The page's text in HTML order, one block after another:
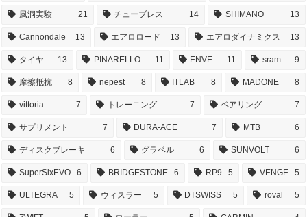
風洞実験 21 チューブレス 14 SHIMANO 13
Cannondale 13 エアロロード 13 エアロダイナミクス 13
タイヤ 13 PINARELLO 11 ENVE 11 sram 9
摩擦抵抗 8 nepest 8 ITLAB 8 MADONE 8
vittoria 7 トレーニング 7 ベアリング 7
サプリメント 7 DURA-ACE 7 MTB 6
ディスクブレーキ 6 グラベル 6 SUNVOLT 6
SuperSixEVO 6 BRIDGESTONE 6 RP9 5 VENGE 5
ULTEGRA 5 ウィスラー 5 DTSWISS 5 roval 5